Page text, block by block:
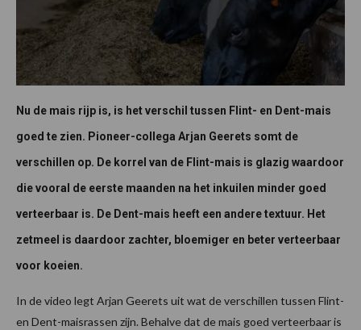
Nu de mais rijp is, is het verschil tussen Flint- en Dent-mais
goed te zien. Pioneer-collega Arjan Geerets somt de
verschillen op. De korrel van de Flint-mais is glazig waardoor
die vooral de eerste maanden na het inkuilen minder goed
verteerbaar is. De Dent-mais heeft een andere textuur. Het
zetmeel is daardoor zachter, bloemiger en beter verteerbaar
voor koeien.
In de video legt Arjan Geerets uit wat de verschillen tussen Flint-
en Dent-maisrassen zijn. Behalve dat de mais goed verteerbaar is